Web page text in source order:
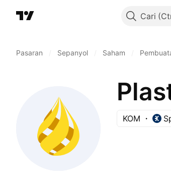
Cari
Pasaran Sepanyol Saham
KOM